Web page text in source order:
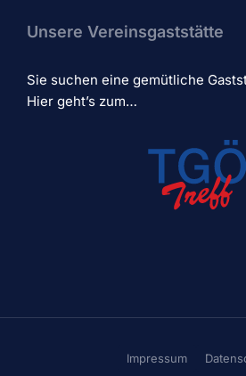
Unsere Vereinsgaststätte
Sie suchen eine gemütliche
Hier geht’s zum…
Impressum